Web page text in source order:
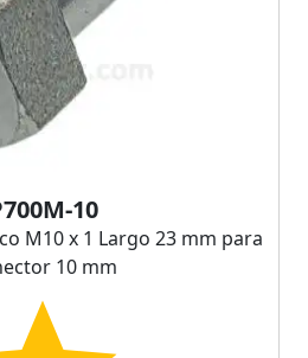
10
M10 x 1 Largo 23 mm para
10 mm